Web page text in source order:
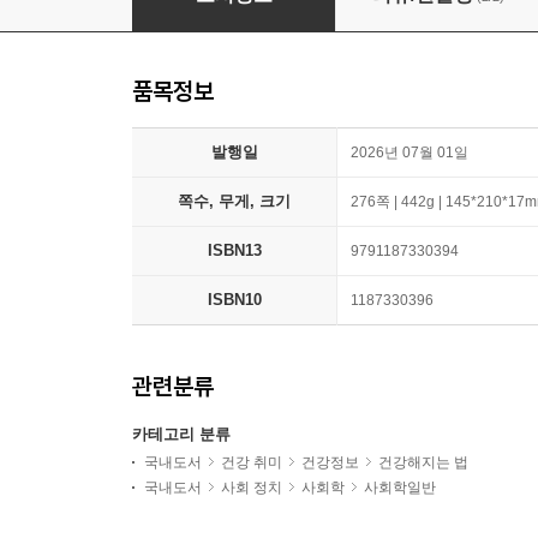
품목정보
발행일 2026년 07월 01일
쪽수, 무게, 크기 276쪽 | 442g |
ISBN13 9791187330394
ISBN10 1187330396
관련분류
카테고리 분류
국내도서 건강 취미 건강정보
건강해지는 법
국내도서
사회 정치 사회학 사회학일반